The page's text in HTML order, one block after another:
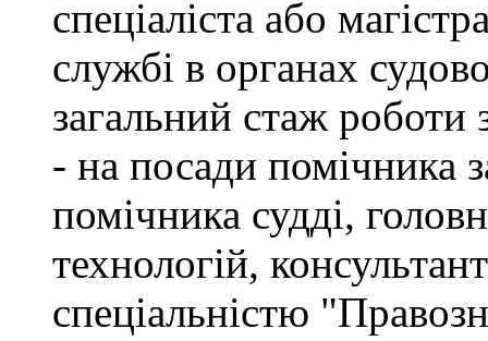
спеціаліста або
службі в органах
загальний стаж
- на посади помічника
помічника судді,
технологій,
спеціальністю